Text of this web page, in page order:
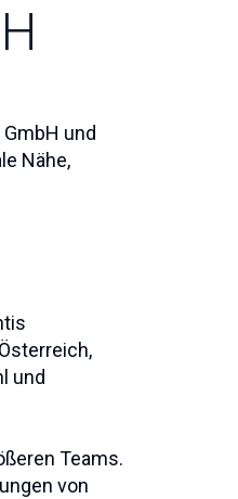
und
Nähe,
und
Teams.
von